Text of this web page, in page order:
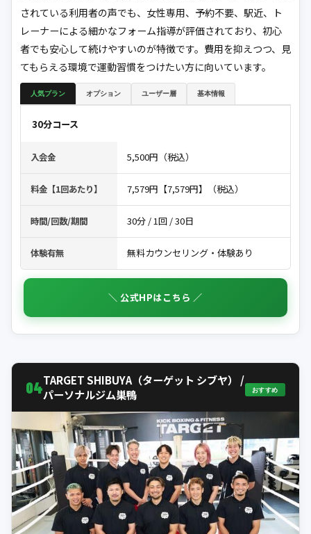
されている利用者の声でも、女性専用、予約不要、駅近、ト
レーナーによる細かなフォーム指導が評価されており、初心
者でも安心して続けやすいのが特徴です。費用を抑えつつ、見
てもらえる環境で運動習慣をつけたい方に向いています。
人気プラン オプション ユーザー層 基本情報
30分コース
入会金 5,500円（税込）
料金【1回あたり】 7,579円【7,579円】（税込）
時間/回数/期間 30分 / 1回 / 30日
体験有無 無料カウンセリング・体験あり
＼ 公式HPはこちら ／
04TARGET SHIBUYA（ターゲット シブヤ） /
パーソナルジム巣鴨
おすすめ